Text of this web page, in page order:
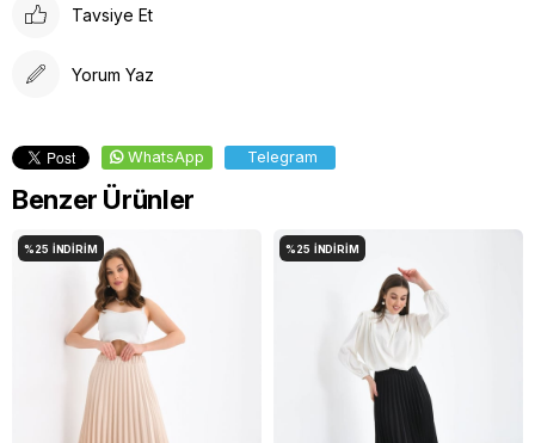
Tavsiye Et
Yorum Yaz
WhatsApp Telegram
Benzer Ürünler
%25 İNDIRIM %25 İNDIRIM